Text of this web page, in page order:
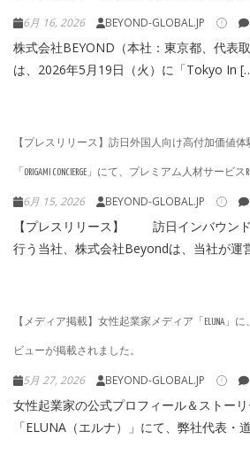
6月 16, 2026 BEYOND-GLOBAL.JP
株式会社BEYOND（本社：東京都、代表
は、2026年5月19日（火）に「Tokyo In
【プレスリリース】訪日外国人向け高付加価値
「ORIGAMI CONCIERGE」にて、プレミアム人材サービス
6月 15, 2026 BEYOND-GLOBAL.JP
【プレスリリース】 訪日インバウン
行う当社、株式会社Beyondは、当社が運
【メディア掲載】女性起業家メディア「ELUNA」
ビューが掲載されました。
5月 27, 2026 BEYOND-GLOBAL.JP
女性起業家の公式プロフィール＆ストー
「ELUNA（エルナ）」にて、弊社代表・